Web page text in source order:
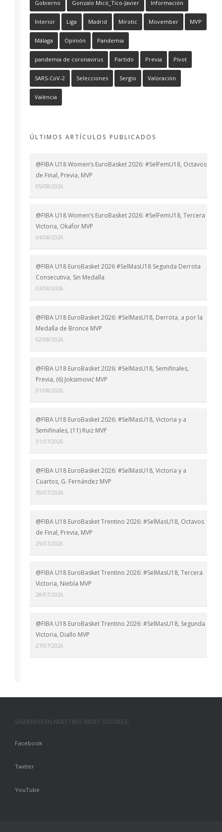
Gobierno Gonzalo Micó_Tico-Javier Información
Interior Liga Madrid Mirotic Movember MVP
Málaga Opinión Pandemia
pandemia de coronavirus Partido Previa Pívot
SARS-CoV-2 Selecciones Sergio Valoración
València
ÚLTIMOS ARTÍCULOS PUBLICADOS
@FIBA U18 Women’s EuroBasket 2026: #SelFemU18, Octavos
de Final, Previa, MVP
05/08/2026
@FIBA U18 Women’s EuroBasket 2026: #SelFemU18, Tercera
Victoria, Okafor MVP
04/08/2026
@FIBA U18 EuroBasket 2026 #SelMasU18 Segunda Derrota
Consecutiva, Sin Medalla
03/08/2026
@FIBA U18 EuroBasket 2026: #SelMasU18, Derrota, a por la
Medalla de Bronce MVP
02/08/2026
@FIBA U18 EuroBasket 2026: #SelMasU18, Semifinales,
Previa, (6) Joksimović MVP
01/08/2026
@FIBA U18 EuroBasket 2026: #SelMasU18, Victoria y a
Semifinales, (11) Ruiz MVP
31/07/2026
@FIBA U18 EuroBasket 2026: #SelMasU18, Victoria y a
Cuartos, G. Fernández MVP
30/07/2026
@FIBA U18 EuroBasket Trentino 2026: #SelMasU18, Octavos
de Final, Previa, MVP
29/07/2026
@FIBA U18 EuroBasket Trentino 2026: #SelMasU18, Tercera
Victoria, Niebla MVP
28/07/2026
@FIBA U18 EuroBasket Trentino 2026: #SelMasU18, Segunda
Victoria, Diallo MVP
27/07/2026
SÍGUENOS EN NUESTRAS REDES SOCIALES:
Facebook
Twitter
YouTube